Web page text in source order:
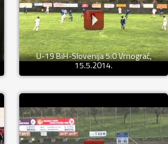
U-19 BiH-Slovenija 5:0 Vrnograč,
15.5.2014.